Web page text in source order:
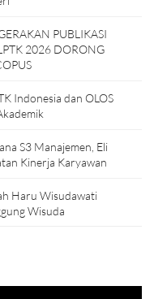
PUBLIKASI
2026 DORONG
Indonesia dan OLOS
S3 Manajemen, Eli
Kinerja Karyawan
Haru Wisudawati
Wisuda